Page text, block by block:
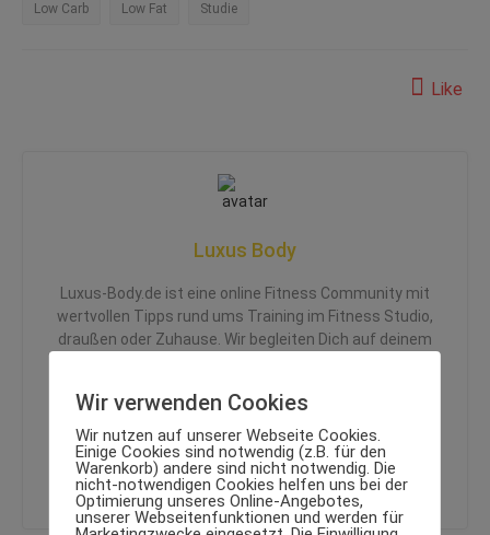
Low Carb Low Fat Studie
Like
Luxus Body
Luxus-Body.de ist eine online Fitness Community mit
wertvollen Tipps rund ums Training im Fitness Studio,
draußen oder Zuhause. Wir begleiten Dich auf deinem
bringst. Hier findest Du alles für Anfänger bis hin zum
Body Builder.
Wir verwenden Cookies
Wir nutzen auf unserer Webseite Cookies.
Einige Cookies sind notwendig (z.B. für den
Warenkorb) andere sind nicht notwendig. Die
nicht-notwendigen Cookies helfen uns bei der
Optimierung unseres Online-Angebotes,
unserer Webseitenfunktionen und werden für